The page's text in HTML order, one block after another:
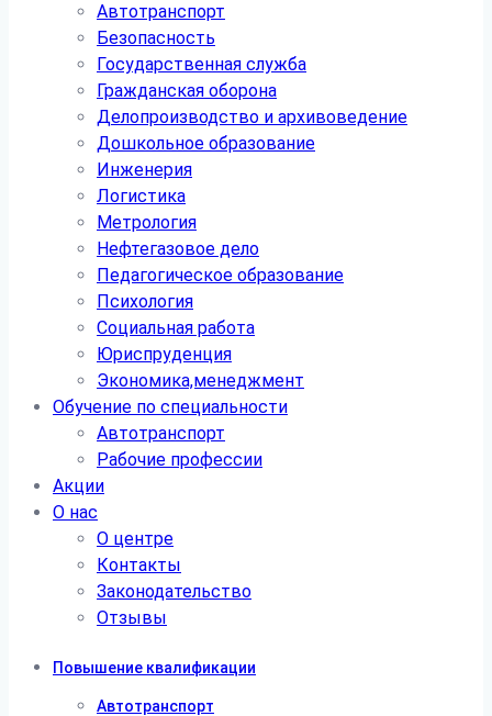
Автотранспорт
Безопасность
Государственная служба
Гражданская оборона
Делопроизводство и архивоведение
Дошкольное образование
Инженерия
Логистика
Метрология
Нефтегазовое дело
Педагогическое образование
Психология
Социальная работа
Юриспруденция
Экономика,менеджмент
Обучение по специальности
Автотранспорт
Рабочие профессии
Акции
О нас
О центре
Контакты
Законодательство
Отзывы
Повышение квалификации
Автотранспорт